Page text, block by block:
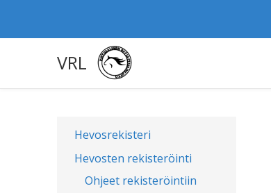
VRL
Hevosrekisteri
Hevosten rekisteröinti
Ohjeet rekisteröintiin